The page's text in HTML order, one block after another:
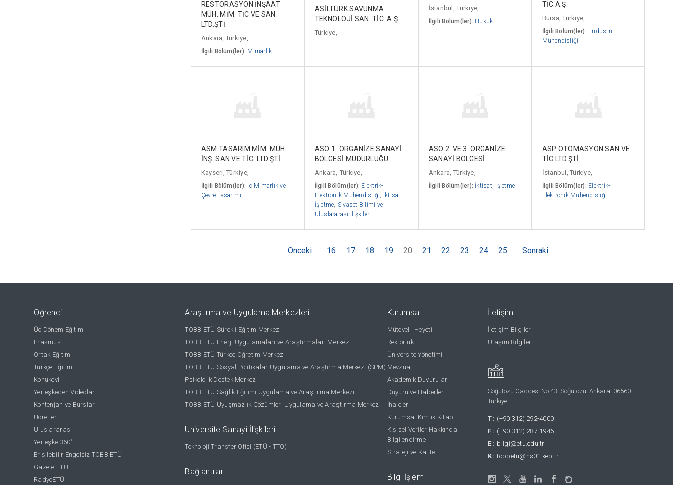
RESTORASYON İNŞAAT
MÜH. MİM. TİC VE SAN
LTD.ŞTİ.
Ankara, Türkiye,
İlgili Bölüm(ler): Mimarlık
ASİLTÜRK SAVUNMA
TEKNOLOJİ SAN. TİC. A.Ş.
Türkiye,
İstanbul, Türkiye,
İlgili Bölüm(ler): Hukuk
TİC.A.Ş.
Bursa, Türkiye,
İlgili Bölüm(ler): Endüstri
Mühendisliği
ASM TASARIM MİM. MÜH.
İNŞ. SAN VE TİC. LTD.ŞTİ.
Kayseri, Türkiye,
İlgili Bölüm(ler): İç Mimarlık ve
Çevre Tasarımı
ASO 1. ORGANİZE SANAYİ
BÖLGESİ MÜDÜRLÜĞÜ
Ankara, Türkiye,
İlgili Bölüm(ler): Elektrik-
Elektronik Mühendisliği, İktisat,
İşletme, Siyaset Bilimi ve
Uluslararası İlişkiler
ASO 2. VE 3. ORGANİZE
SANAYİ BÖLGESİ
Ankara, Türkiye,
İlgili Bölüm(ler): İktisat, İşletme
ASP OTOMASYON SAN.VE
TİC.LTD.ŞTİ.
İstanbul, Türkiye,
İlgili Bölüm(ler): Elektrik-
Elektronik Mühendisliği
Önceki 16 17 18 19 20 21 22 23 24 25 Sonraki
Öğrenci
Üç Dönem Eğitim
Erasmus
Ortak Eğitim
Türkçe Eğitim
Konukevi
Yerleşkeden Videolar
Kontenjan ve Burslar
Ücretler
Uluslararası
Yerleşke 360°
Erişilebilir Engelsiz TOBB ETÜ
Gazete ETÜ
RadyoETÜ
Araştırma ve Uygulama Merkezleri
TOBB ETÜ Sürekli Eğitim Merkezi
TOBB ETÜ Enerji Uygulamaları ve Araştırmaları Merkezi
TOBB ETÜ Türkçe Öğretim Merkezi
TOBB ETÜ Sosyal Politikalar Uygulama ve Araştırma Merkezi (SPM)
Psikolojik Destek Merkezi
TOBB ETÜ Sağlık Eğitimi Uygulama ve Araştırma Merkezi
TOBB ETÜ Uyuşmazlık Çözümleri Uygulama ve Araştırma Merkezi
Üniversite Sanayi İlişkileri
Teknoloji Transfer Ofisi (ETÜ - TTO)
Bağlantılar
Kurumsal
Mütevelli Heyeti
Rektörlük
Üniversite Yönetimi
Mevzuat
Akademik Duyurular
Duyuru ve Haberler
İhaleler
Kurumsal Kimlik Kitabı
Kişisel Veriler Hakkında
Bilgilendirme
Strateji ve Kalite
Bilgi İşlem
İletişim
İletişim Bilgileri
Ulaşım Bilgileri
Söğütözü Caddesi No:43, Söğütözü, Ankara, 06560
Türkiye
T: (+90 312) 292-4000
F: (+90 312) 287-1946
E: bilgi@etu.edu.tr
K: tobbetu@hs01.kep.tr